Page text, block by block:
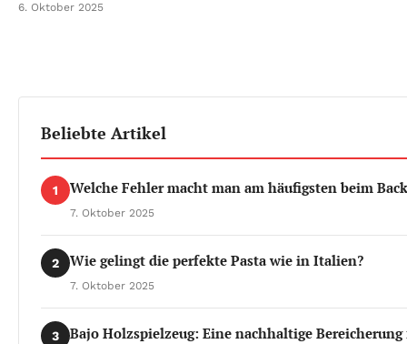
6. Oktober 2025
Beliebte Artikel
1 Welche Fehler macht man am häufigsten beim
7. Oktober 2025
2 Wie gelingt die perfekte Pasta wie in Italien?
7. Oktober 2025
3 Bajo Holzspielzeug: Eine nachhaltige